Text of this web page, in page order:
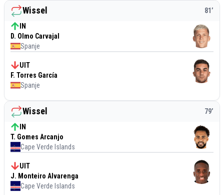
Wissel 81’
IN
D. Olmo Carvajal
Spanje
UIT
F. Torres García
Spanje
Wissel 79’
IN
T. Gomes Arcanjo
Cape Verde Islands
UIT
J. Monteiro Alvarenga
Cape Verde Islands